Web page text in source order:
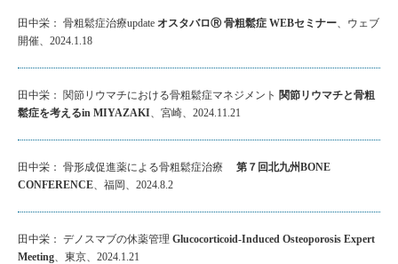
田中栄： 骨粗鬆症治療update オスタバロⓇ 骨粗鬆症 WEBセミナー、ウェブ
開催、2024.1.18
田中栄： 関節リウマチにおける骨粗鬆症マネジメント 関節リウマチと骨粗
鬆症を考えるin MIYAZAKI、宮崎、2024.11.21
田中栄： 骨形成促進薬による骨粗鬆症治療 第７回北九州BONE
CONFERENCE、福岡、2024.8.2
田中栄： デノスマブの休薬管理 Glucocorticoid-Induced Osteoporosis Expert
Meeting、東京、2024.1.21